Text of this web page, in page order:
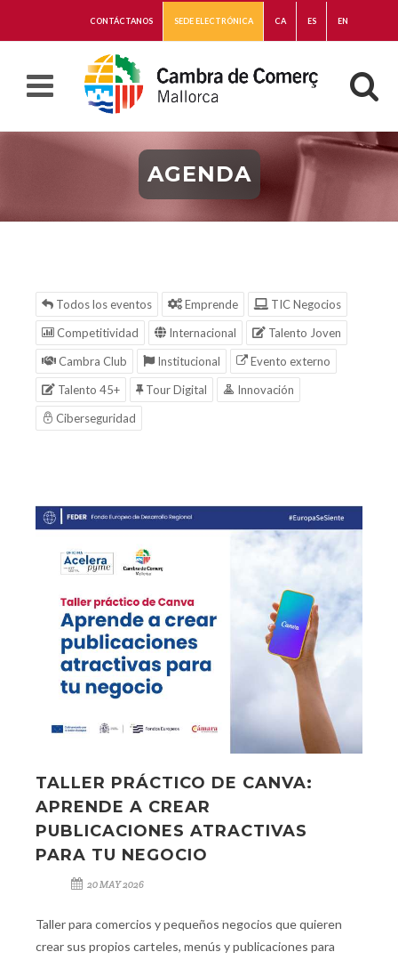
CONTÁCTANOS SEDE ELECTRÓNICA CA ES EN
AGENDA
Todos los eventos Emprende
TIC Negocios
Competitividad
Internacional
Talento Joven
Cambra Club
Institucional
Evento externo
Talento 45+
Tour Digital
Innovación
Ciberseguridad
TALLER PRÁCTICO DE CANVA:
APRENDE A CREAR
PUBLICACIONES ATRACTIVAS
PARA TU NEGOCIO
20 MAY 2026
Taller para comercios y pequeños negocios que quieren
crear sus propios carteles, menús y publicaciones para